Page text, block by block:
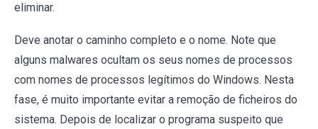
eliminar.
Deve anotar o caminho completo e o nome. Note que
alguns malwares ocultam os seus nomes de processos
com nomes de processos legítimos do Windows. Nesta
fase, é muito importante evitar a remoção de ficheiros do
sistema. Depois de localizar o programa suspeito que